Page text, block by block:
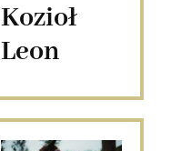
Kozioł
Leon